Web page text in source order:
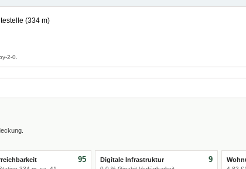
(334 m)
2-0.
95 Digitale Infrastruktur 9